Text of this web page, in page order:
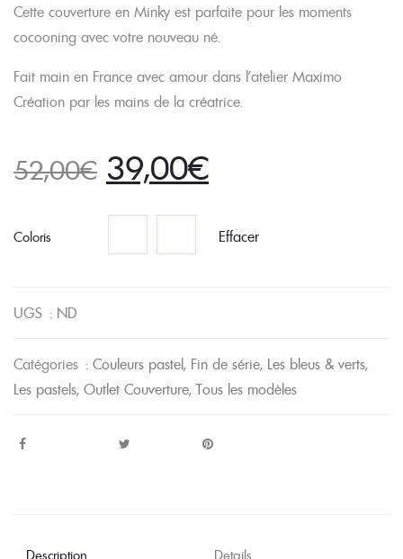
Cette couverture en Minky est parfaite pour les moments
cocooning avec votre nouveau né.
Fait main en France avec amour dans l’atelier Maximo
Création par les mains de la créatrice.
52,00€ Le
prix
initial
était :
52,00€.
39,00€Le
prix
est :
Coloris Effacer
UGS : ND
Catégories : Couleurs pastel, Fin de série, Les bleus & verts,
Les pastels, Outlet Couverture, Tous les modèles
Description Details